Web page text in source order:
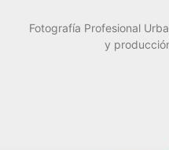
Fotografía Profesional
y